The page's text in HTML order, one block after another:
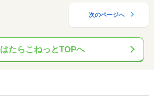
次のページへ
はたらこねっとTOPへ